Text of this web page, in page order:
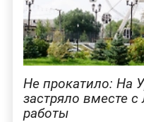
Не прокатило: На
застряло вместе
работы